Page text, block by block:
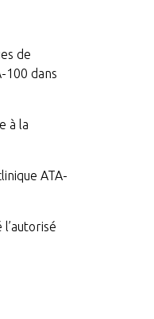
de
100 dans
à la
ATA-